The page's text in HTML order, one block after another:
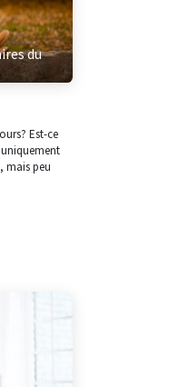
du
Est-ce
mais peu